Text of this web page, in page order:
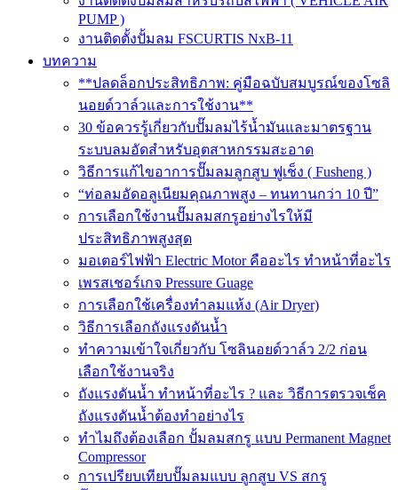
PUMP )
งานติดตั้งปั้มลม FSCURTIS NxB-11
บทความ
**ปลดล็อกประสิทธิภาพ: คู่มือฉบับสมบูรณ์ของโซลิ
นอยด์วาล์วและการใช้งาน**
30 ข้อควรรู้เกี่ยวกับปั๊มลมไร้น้ำมันและมาตรฐาน
ระบบลมอัดสำหรับอุตสาหกรรมสะอาด
วิธีการแก้ไขอาการปั๊มลมลูกสูบ ฟูเช็ง ( Fusheng )
“ท่อลมอัดอลูเนียมคุณภาพสูง – ทนทานกว่า 10 ปี”
การเลือกใช้งานปั๊มลมสกรูอย่างไรให้มี
ประสิทธิภาพสูงสุด
มอเตอร์ไฟฟ้า Electric Motor คืออะไร ทำหน้าที่อะไร
เพรสเชอร์เกจ Pressure Guage
การเลือกใช้เครื่องทำลมแห้ง (Air Dryer)
วิธีการเลือกถังแรงดันน้ำ
ทำความเข้าใจเกี่ยวกับ โซลินอยด์วาล์ว 2/2 ก่อน
เลือกใช้งานจริง
ถังแรงดันน้ำ ทำหน้าที่อะไร ? และ วิธีการตรวจเช็ค
ถังแรงดันน้ำต้องทำอย่างไร
ทำไมถึงต้องเลือก ปั้มลมสกรู แบบ Permanent Magnet
Compressor
การเปรียบเทียบปั๊มลมแบบ ลูกสูบ VS สกรู